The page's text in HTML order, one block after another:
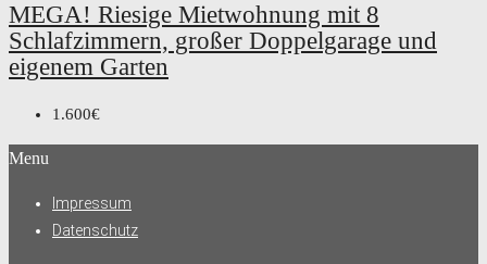
MEGA! Riesige Mietwohnung mit 8
Schlafzimmern, großer Doppelgarage und
eigenem Garten
1.600€
Menu
Impressum
Datenschutz